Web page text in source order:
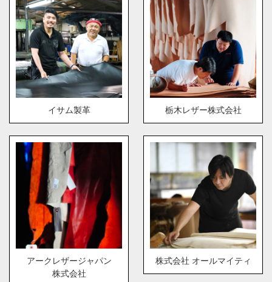
イサム製革 栃木レザー株式会社
アークレザージャパン
株式会社
株式会社 オールマイティ